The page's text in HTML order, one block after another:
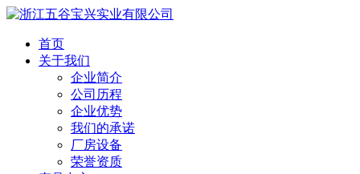
首页
关于我们
企业简介
公司历程
企业优势
我们的承诺
厂房设备
荣誉资质